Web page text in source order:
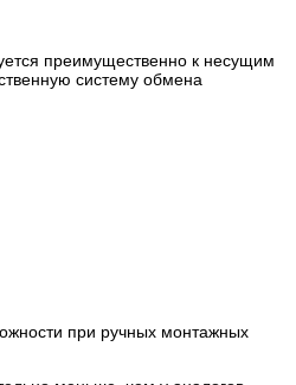
преимущественно к несущим
систему обмена
при ручных монтажных